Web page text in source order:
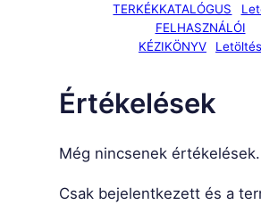
TERKÉKKATALÓGUS
FELHASZNÁLÓI
KÉZIKÖNYV
Letöltés
Értékelések
Még nincsenek értékelések.
Csak bejelentkezett és a